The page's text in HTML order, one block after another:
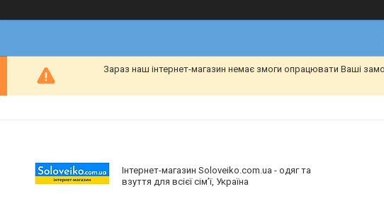
Зараз наш інтернет-магазин немає змоги опрацювати Ваші
Інтернет-магазин Soloveiko.com.ua - одяг та
взуття для всієї сім’ї, Україна